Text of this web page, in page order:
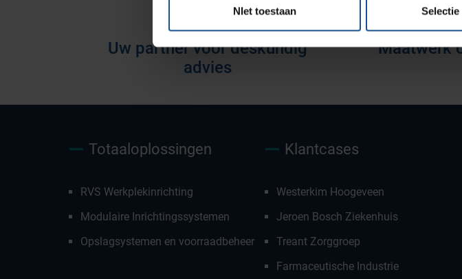
NIet toestaan Selectie
Uw partner voor deskundig
advies
Maatwerk
Totaaloplossingen
RVS Werkplekinrichting
Modulaire Inrichtingssystemen
Opslagsystemen en voorraadbeheer
Klantcases
Westerkim Hoogeveen
Jeroen Bosch Ziekenhuis
Treant Zorggroep
Farmaceutische Industrie